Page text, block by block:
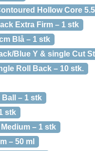
Hollow Core
Extra Firm – 1 stk
Blå – 1 stk
Blue Y & single Cut
Roll Back – 10 stk.
Ball – 1 stk
stk
– 1 stk
– 50 ml